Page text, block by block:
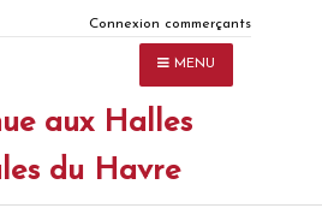
Connexion commerçants
MENU
aux Halles
du Havre